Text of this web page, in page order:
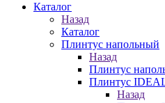
Каталог
Назад
Каталог
Плинтус напольный
Назад
Плинтус
Плинтус
Назад